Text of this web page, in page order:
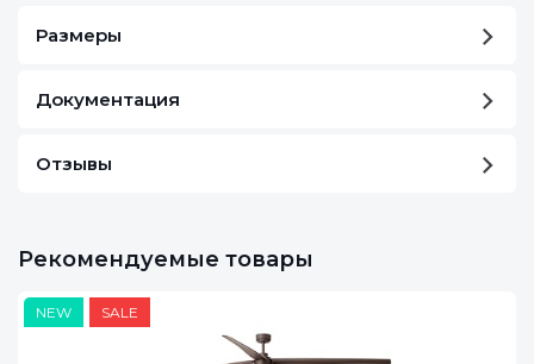
Размеры
Документация
Отзывы
Рекомендуемые товары
NEW SALE